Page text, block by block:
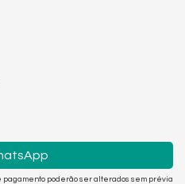
poderão ser alterados sem prévia